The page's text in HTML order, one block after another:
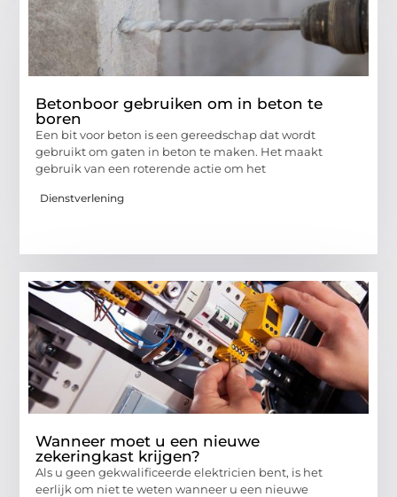
Betonboor gebruiken om in beton te
boren
Een bit voor beton is een gereedschap dat wordt
gebruikt om gaten in beton te maken. Het maakt
gebruik van een roterende actie om het
Dienstverlening
Wanneer moet u een nieuwe
zekeringkast krijgen?
Als u geen gekwalificeerde elektricien bent, is het
eerlijk om niet te weten wanneer u een nieuwe